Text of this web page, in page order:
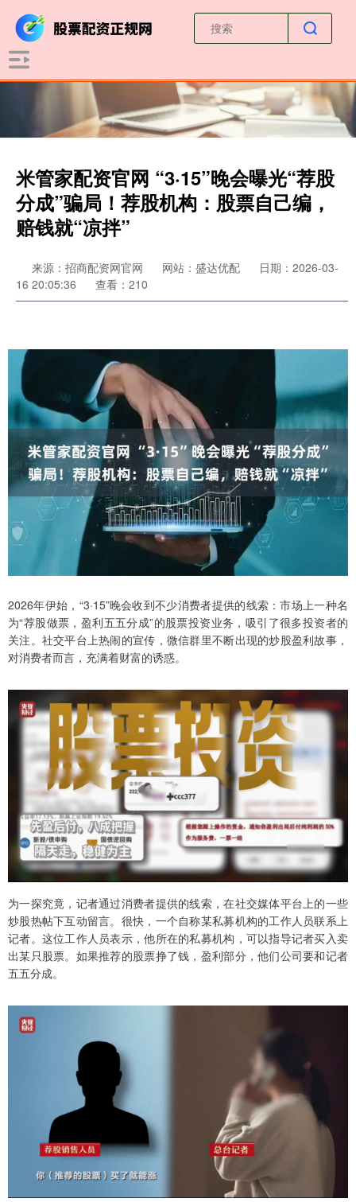
米管家配资官网 “3·15”晚会曝光“荐股
分成”骗局！荐股机构：股票自己编，
赔钱就“凉拌”
来源：招商配资网官网 网站：盛达优配
日期：2026-03-
16 20:05:36
查看：210
2026年伊始，“3·15”晚会收到不少消费者提供的线索：市场上一种名
为“荐股做票，盈利五五分成”的股票投资业务，吸引了很多投资者的
关注。社交平台上热闹的宣传，微信群里不断出现的炒股盈利故事，
对消费者而言，充满着财富的诱惑。
为一探究竟，记者通过消费者提供的线索，在社交媒体平台上的一些
炒股热帖下互动留言。很快，一个自称某私募机构的工作人员联系上
记者。这位工作人员表示，他所在的私募机构，可以指导记者买入卖
出某只股票。如果推荐的股票挣了钱，盈利部分，他们公司要和记者
五五分成。